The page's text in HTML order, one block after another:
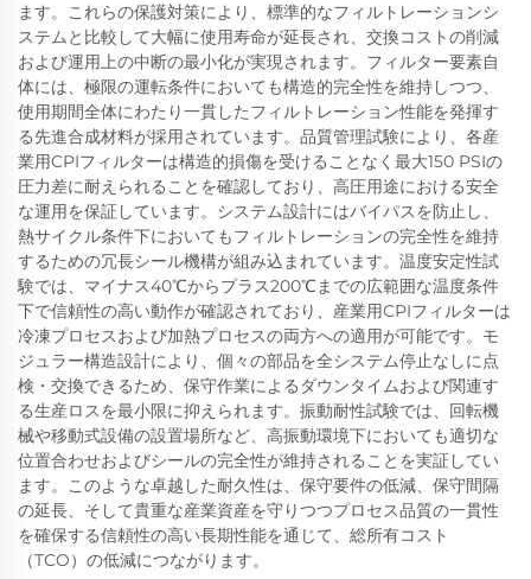
ます。これらの保護対策により、標準的なフィルトレーションシ
ステムと比較して大幅に使用寿命が延長され、交換コストの削減
および運用上の中断の最小化が実現されます。フィルター要素自
体には、極限の運転条件においても構造的完全性を維持しつつ、
使用期間全体にわたり一貫したフィルトレーション性能を発揮す
る先進合成材料が採用されています。品質管理試験により、各産
業用CPIフィルターは構造的損傷を受けることなく最大150 PSIの
圧力差に耐えられることを確認しており、高圧用途における安全
な運用を保証しています。システム設計にはバイパスを防止し、
熱サイクル条件下においてもフィルトレーションの完全性を維持
するための冗長シール機構が組み込まれています。温度安定性試
験では、マイナス40℃からプラス200℃までの広範囲な温度条件
下で信頼性の高い動作が確認されており、産業用CPIフィルターは
冷凍プロセスおよび加熱プロセスの両方への適用が可能です。モ
ジュラー構造設計により、個々の部品を全システム停止なしに点
検・交換できるため、保守作業によるダウンタイムおよび関連す
る生産ロスを最小限に抑えられます。振動耐性試験では、回転機
械や移動式設備の設置場所など、高振動環境下においても適切な
位置合わせおよびシールの完全性が維持されることを実証してい
ます。このような卓越した耐久性は、保守要件の低減、保守間隔
の延長、そして貴重な産業資産を守りつつプロセス品質の一貫性
を確保する信頼性の高い長期性能を通じて、総所有コスト
（TCO）の低減につながります。